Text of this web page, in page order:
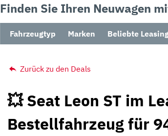
Finden Sie Ihren Neuwagen
Fahrzeugtyp Marken Beliebte
Zurück zu den Deals
💥 Seat Leon ST im
Bestellfahrzeug für